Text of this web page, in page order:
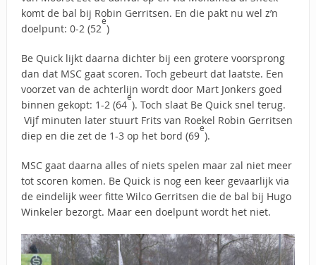
komt de bal bij Robin Gerritsen. En die pakt nu wel z’n
doelpunt: 0-2 (52
e
)
Be Quick lijkt daarna dichter bij een grotere voorsprong
dan dat MSC gaat scoren. Toch gebeurt dat laatste. Een
voorzet van de achterlijn wordt door Mart Jonkers goed
binnen gekopt: 1-2 (64
e
). Toch slaat Be Quick snel terug.
Vijf minuten later stuurt Frits van Roekel Robin Gerritsen
diep en die zet de 1-3 op het bord (69
e
).
MSC gaat daarna alles of niets spelen maar zal niet meer
tot scoren komen. Be Quick is nog een keer gevaarlijk via
de eindelijk weer fitte Wilco Gerritsen die de bal bij Hugo
Winkeler bezorgt. Maar een doelpunt wordt het niet.